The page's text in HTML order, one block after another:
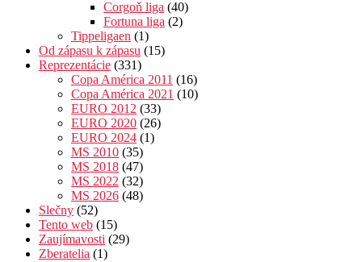
Corgoň liga (40)
Fortuna liga (2)
Tippeligaen (1)
Od zápasu k zápasu (15)
Reprezentácie (331)
Copa América 2011 (16)
Copa América 2021 (10)
EURO 2012 (33)
EURO 2020 (26)
EURO 2024 (1)
MS 2010 (35)
MS 2018 (47)
MS 2022 (32)
MS 2026 (48)
Slečny (52)
Tento web (15)
Zaujímavosti (29)
Zberatelia (1)